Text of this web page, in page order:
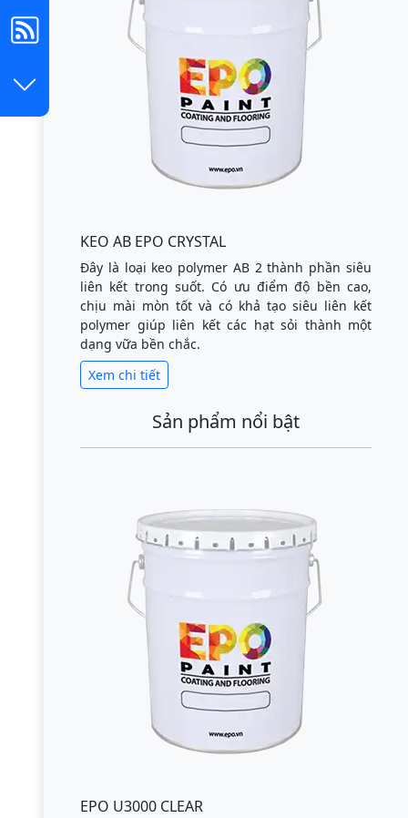
KEO AB EPO CRYSTAL
Đây là loại keo polymer AB 2 thành phần siêu
liên kết trong suốt. Có ưu điểm độ bền cao,
chịu mài mòn tốt và có khả tạo siêu liên kết
polymer giúp liên kết các hạt sỏi thành một
dạng vữa bền chắc.
Xem chi tiết
Sản phẩm nổi bật
EPO U3000 CLEAR